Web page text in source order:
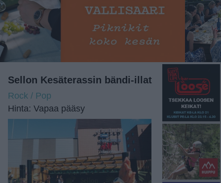
Sellon Kesäterassin bändi-illat
Rock / Pop
Hinta: Vapaa pääsy